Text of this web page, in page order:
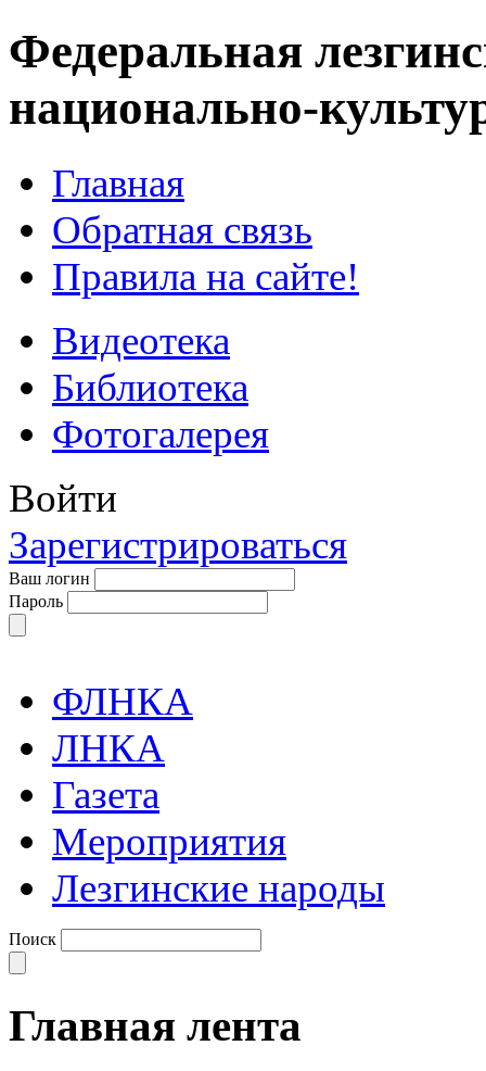
Федеральная
национально-
Главная
Обратная связь
Правила на сайте!
Видеотека
Библиотека
Фотогалерея
Войти
Зарегистрироваться
Ваш логин
Пароль
ФЛНКА
ЛНКА
Газета
Мероприятия
Лезгинские народы
Поиск
Главная лента